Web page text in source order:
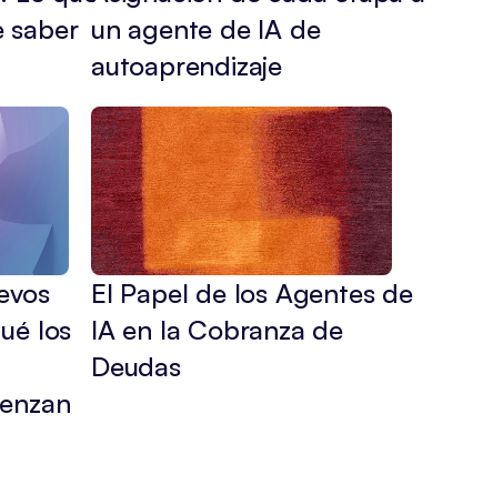
saber un agente de IA de
autoaprendizaje
los
El Papel de los Agentes de
IA en la Cobranza de
Deudas